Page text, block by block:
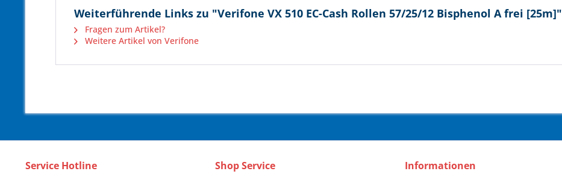
Weiterführende Links zu "Verifone VX 510 EC-Cash Rollen 57/25/12 Bisphenol A frei [25m]"
Fragen zum Artikel?
Weitere Artikel von Verifone
Service Hotline Shop Service Informationen